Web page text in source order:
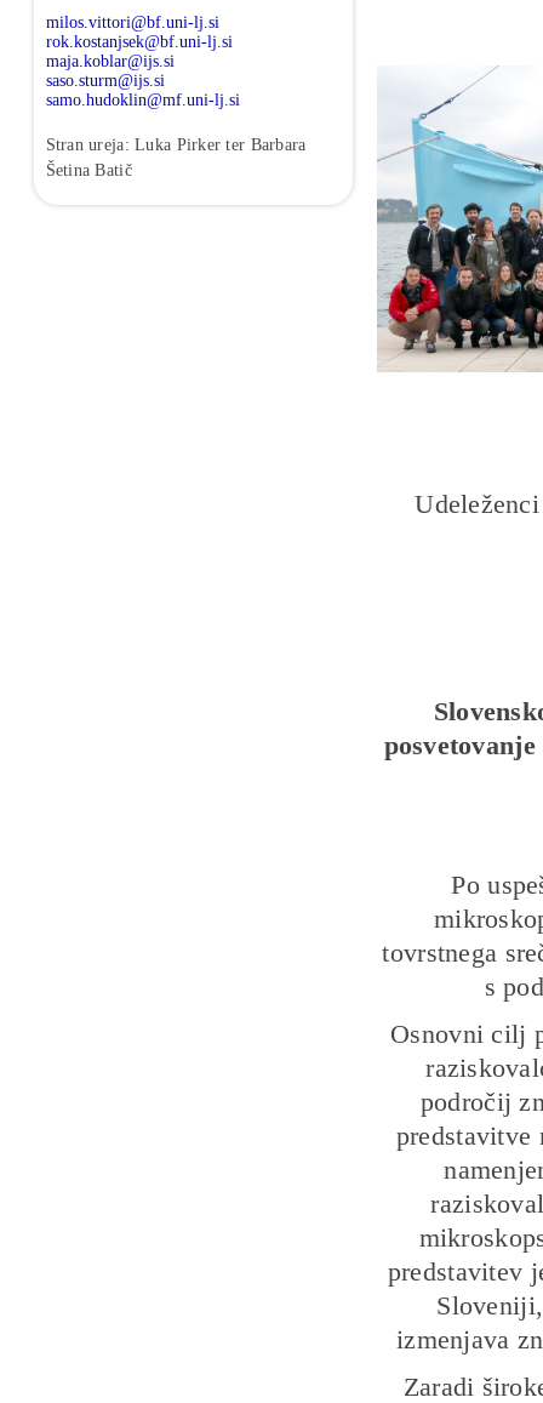
milos.vittori@bf.uni-lj.si
rok.kostanjsek@bf.uni-lj.si
maja.koblar@ijs.si
saso.sturm@ijs.si
samo.hudoklin@mf.uni-lj.si
Stran ureja: Luka Pirker ter Barbara
Šetina Batič
Po
tovrstnega
s
Osnovni cilj
področij
predstavitve
predstavitev
izmenjava
Zaradi